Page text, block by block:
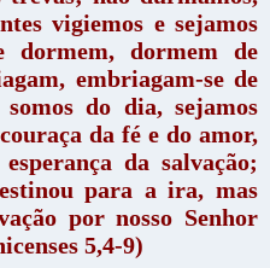
vigiemos e sejamos
dormem, dormem de
embriagam-se de
do dia, sejamos
da fé e do amor,
da salvação;
para a ira, mas
por nosso Senhor
5,4-9)